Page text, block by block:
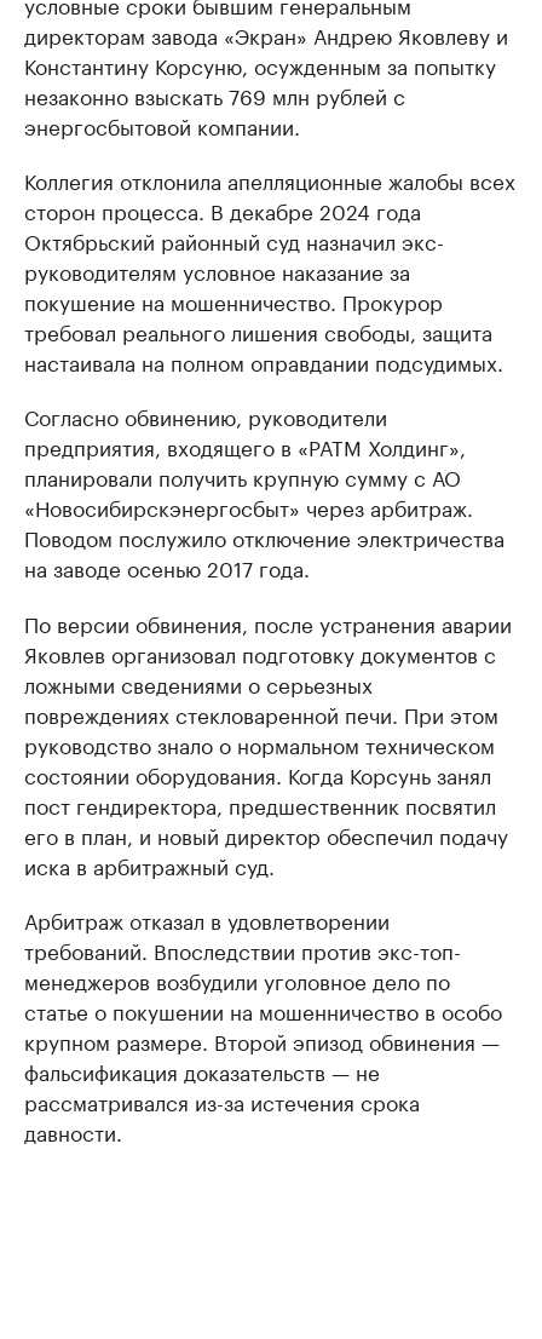
директорам завода «Экран» Андрею Яковлеву и
Константину Корсуню, осужденным за попытку
незаконно взыскать 769 млн рублей с
энергосбытовой компании.
Коллегия отклонила апелляционные жалобы всех
сторон процесса. В декабре 2024 года
Октябрьский районный суд назначил экс-
руководителям условное наказание за
покушение на мошенничество. Прокурор
требовал реального лишения свободы, защита
настаивала на полном оправдании подсудимых.
Согласно обвинению, руководители
предприятия, входящего в «РАТМ Холдинг»,
планировали получить крупную сумму с АО
«Новосибирскэнергосбыт» через арбитраж.
Поводом послужило отключение электричества
на заводе осенью 2017 года.
По версии обвинения, после устранения аварии
Яковлев организовал подготовку документов с
ложными сведениями о серьезных
повреждениях стекловаренной печи. При этом
руководство знало о нормальном техническом
состоянии оборудования. Когда Корсунь занял
пост гендиректора, предшественник посвятил
его в план, и новый директор обеспечил подачу
иска в арбитражный суд.
Арбитраж отказал в удовлетворении
требований. Впоследствии против экс-топ-
менеджеров возбудили уголовное дело по
статье о покушении на мошенничество в особо
крупном размере. Второй эпизод обвинения —
фальсификация доказательств — не
рассматривался из-за истечения срока
давности.